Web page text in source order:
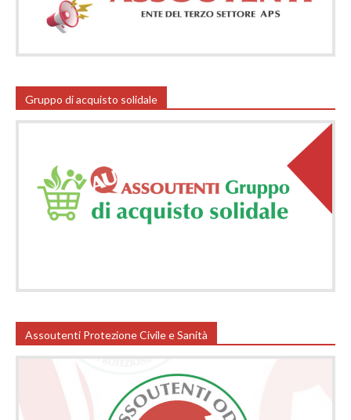
Gruppo di acquisto solidale
Assoutenti Protezione Civile e Sanità